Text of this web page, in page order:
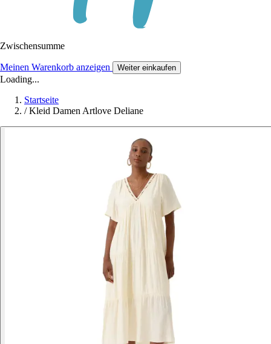
Zwischensumme
Meinen Warenkorb anzeigen Weiter einkaufen
Loading...
Startseite
/ Kleid Damen Artlove Deliane